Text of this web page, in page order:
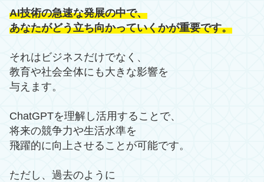
AI技術の急速な発展の中で、
あなたがどう立ち向かっていくかが重要です。
それはビジネスだけでなく、
教育や社会全体にも大きな影響を
与えます。
ChatGPTを理解し活用することで、
将来の競争力や生活水準を
飛躍的に向上させることが可能です。
ただし、過去のように